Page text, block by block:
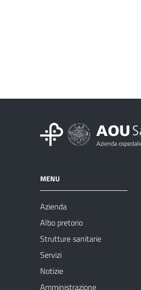
MENU
Azienda
Albo pretorio
Strutture sanitarie
Servizi
Notizie
Amministrazione